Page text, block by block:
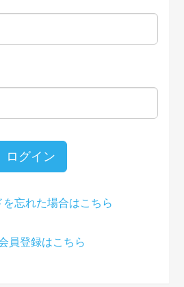
ログイン
忘れた場合はこちら
員登録はこちら